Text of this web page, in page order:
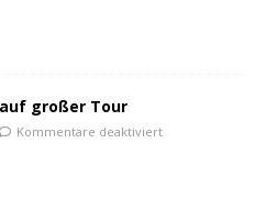
großer Tour
Kommentare deaktiviert